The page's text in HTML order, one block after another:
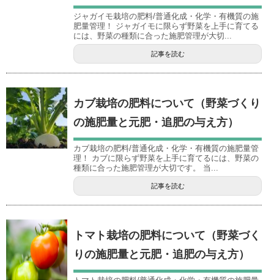
ジャガイモ栽培の肥料/普通化成・化学・有機質の施
肥量管理！ ジャガイモに限らず野菜を上手に育てる
には、野菜の種類に合った施肥管理が大切...
記事を読む
カブ栽培の肥料について（野菜づくり
の施肥量と元肥・追肥の与え方）
カブ栽培の肥料/普通化成・化学・有機質の施肥量管
理！ カブに限らず野菜を上手に育てるには、野菜の
種類に合った施肥管理が大切です。 当...
記事を読む
トマト栽培の肥料について（野菜づく
りの施肥量と元肥・追肥の与え方）